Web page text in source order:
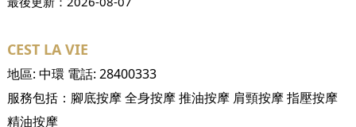
CEST LA VIE
地區: 中環 電話: 28400333
服務包括： 腳底按摩全身按摩推油按摩 肩頸按摩指壓按摩
精油按摩